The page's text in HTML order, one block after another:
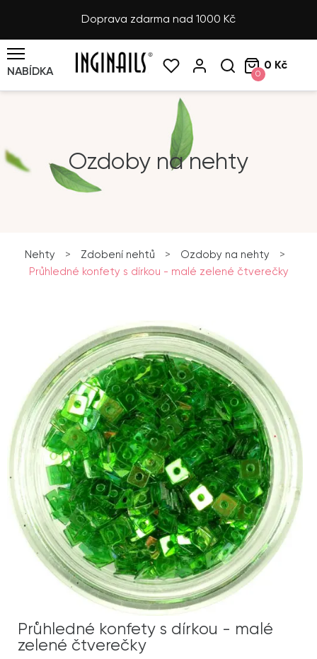
Doprava zdarma nad 1000 Kč
NABÍDKA 0
0 Kč
Ozdoby na nehty
Nehty > Zdobení nehtů > Ozdoby na nehty
>
Průhledné konfety s dírkou - malé zelené čtverečky
Průhledné konfety s dírkou - malé
zelené čtverečky